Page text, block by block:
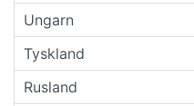
Ungarn
Tyskland
Rusland